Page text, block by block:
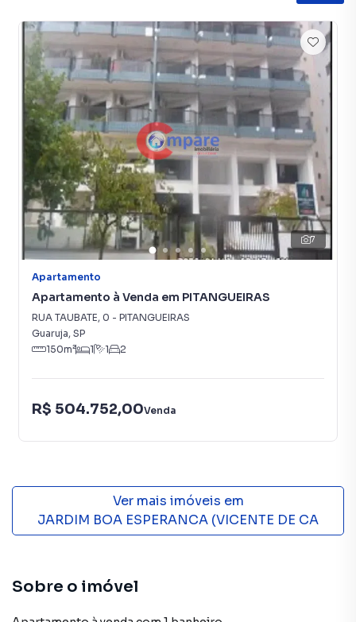
7
Apartamento
Apartamento à Venda em PITANGUEIRAS
RUA TAUBATE, 0 - PITANGUEIRAS
Guaruja, SP
150m² 1 1 2
R$ 504.752,00Venda
Ver mais imóveis em
JARDIM BOA ESPERANCA (VICENTE DE CA
Sobre o imóvel